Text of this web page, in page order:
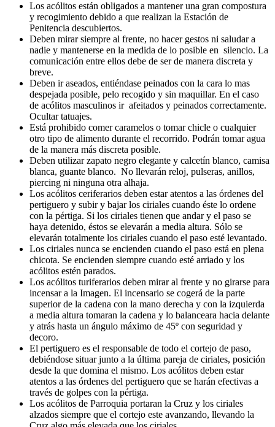
Los acólitos están obligados a mantener una gran compostura
y recogimiento debido a que realizan la Estación de
Penitencia descubiertos.
Deben mirar siempre al frente, no hacer gestos ni saludar a
nadie y mantenerse en la medida de lo posible en silencio. La
comunicación entre ellos debe de ser de manera discreta y
breve.
Deben ir aseados, entiéndase peinados con la cara lo mas
despejada posible, pelo recogido y sin maquillar. En el caso
de acólitos masculinos ir afeitados y peinados correctamente.
Ocultar tatuajes.
Está prohibido comer caramelos o tomar chicle o cualquier
otro tipo de alimento durante el recorrido. Podrán tomar agua
de la manera más discreta posible.
Deben utilizar zapato negro elegante y calcetín blanco, camisa
blanca, guante blanco. No llevarán reloj, pulseras, anillos,
piercing ni ninguna otra alhaja.
Los acólitos ceriferarios deben estar atentos a las órdenes del
pertiguero y subir y bajar los ciriales cuando éste lo ordene
con la pértiga. Si los ciriales tienen que andar y el paso se
haya detenido, éstos se elevarán a media altura. Sólo se
elevarán totalmente los ciriales cuando el paso esté levantado.
Los ciriales nunca se encienden cuando el paso está en plena
chicota. Se encienden siempre cuando esté arriado y los
acólitos estén parados.
Los acólitos turiferarios deben mirar al frente y no girarse para
incensar a la Imagen. El incensario se cogerá de la parte
superior de la cadena con la mano derecha y con la izquierda
a media altura tomaran la cadena y lo balanceara hacia delante
y atrás hasta un ángulo máximo de 45º con seguridad y
decoro.
El pertiguero es el responsable de todo el cortejo de paso,
debiéndose situar junto a la última pareja de ciriales, posición
desde la que domina el mismo. Los acólitos deben estar
atentos a las órdenes del pertiguero que se harán efectivas a
través de golpes con la pértiga.
Los acólitos de Parroquia portaran la Cruz y los ciriales
alzados siempre que el cortejo este avanzando, llevando la